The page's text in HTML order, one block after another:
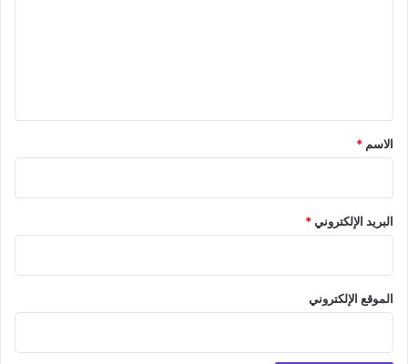
*
الاسم *
البريد الإلكتروني*
الموقع الإلكتروني